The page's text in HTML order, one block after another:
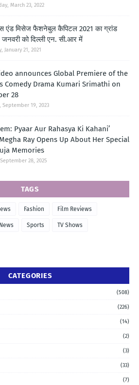
March 23, 2022
एंड मिसेज फैशनेबुल कैपिटल 2021 का ग्रांड
को दिल्ली एन. सी.आर में
January 21, 2021
announces Global Premiere of the
Comedy Drama Kumari Srimathi on
28
September 19, 2023
Pyaar Aur Rahasya Ki Kahani’
Ray Opens Up About Her Special
Memories
28, 2025
TAGS
Fashion Film Reviews
Sports TV Shows
CATEGORIES
(508)
(226)
(14)
(2)
(3)
(33)
(7)